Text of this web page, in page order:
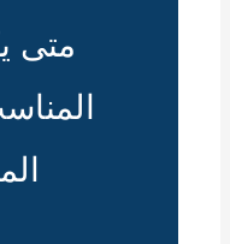
متى